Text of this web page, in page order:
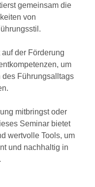
gemeinsam die
von
der Förderung
um
Führungsalltags
mitbringst oder
Seminar bietet
wertvolle Tools, um
und nachhaltig in